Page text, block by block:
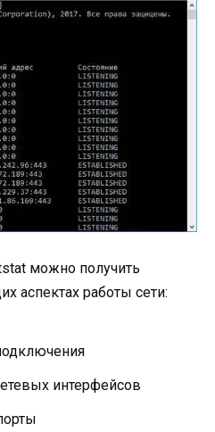
можно получить
аспектах работы сети:
интерфейсов